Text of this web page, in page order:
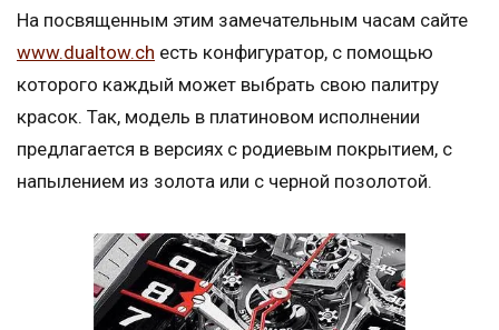
На посвященным этим замечательным часам сайте
www.dualtow.ch есть конфигуратор, с помощью
которого каждый может выбрать свою палитру
красок. Так, модель в платиновом исполнении
предлагается в версиях с родиевым покрытием, с
напылением из золота или с черной позолотой.